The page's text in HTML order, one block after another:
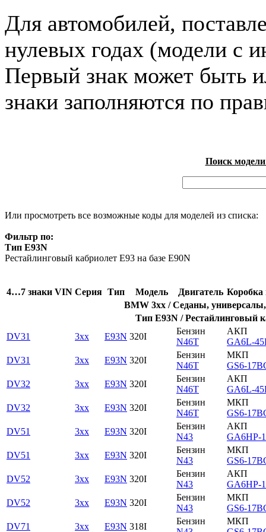
Для автомобилей,
нулевых годах (модели с
Первый знак может быть
знаки заполняются по
Поиск
Или просмотреть все возможные коды для моделей из списка:
Фильтр по:
Тип E93N
Рестайлинговый кабриолет E93 на базе E90N
4…7 знаки VIN Серия Тип Модель Двигатель Коробка
BMW 3xx / Седаны,
Тип E93N / Рестайлинговый
DV31
3xx E93N 320I
Бензин
N46T
АКП
GA6L-
DV31
3xx E93N 320I
Бензин
N46T
МКП
GS6-
DV32
3xx E93N 320I
Бензин
N46T
АКП
GA6L-
DV32
3xx E93N 320I
Бензин
N46T
МКП
GS6-
DV51
3xx E93N 320I
Бензин
N43
АКП
GA6HP-
DV51
3xx E93N 320I
Бензин
N43
МКП
GS6-
DV52
3xx E93N 320I
Бензин
N43
АКП
GA6HP-
DV52
3xx E93N 320I
Бензин
N43
МКП
GS6-
DV71
3xx E93N 318I
Бензин
МКП